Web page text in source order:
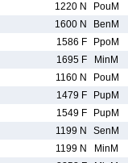
1220 N PouM
1600 N BenM
1586 F PpoM
1695 F MinM
1160 N PouM
1479 F PupM
1549 F PupM
1199 N SenM
1199 N MinM